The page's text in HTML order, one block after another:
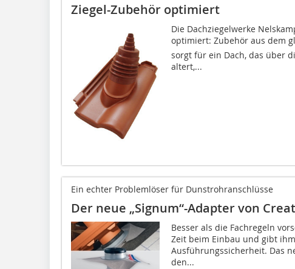
Ziegel-Zubehör optimiert
Die Dachziegelwerke
optimiert: Zubehör aus dem
sorgt für ein Dach, das über
altert,...
Ein echter Problemlöser für Dunstrohranschlüsse
Der neue „Signum“-Adapter von
Besser als die Fachregeln
Zeit beim Einbau und gibt
Ausführungssicherheit. Das
den...